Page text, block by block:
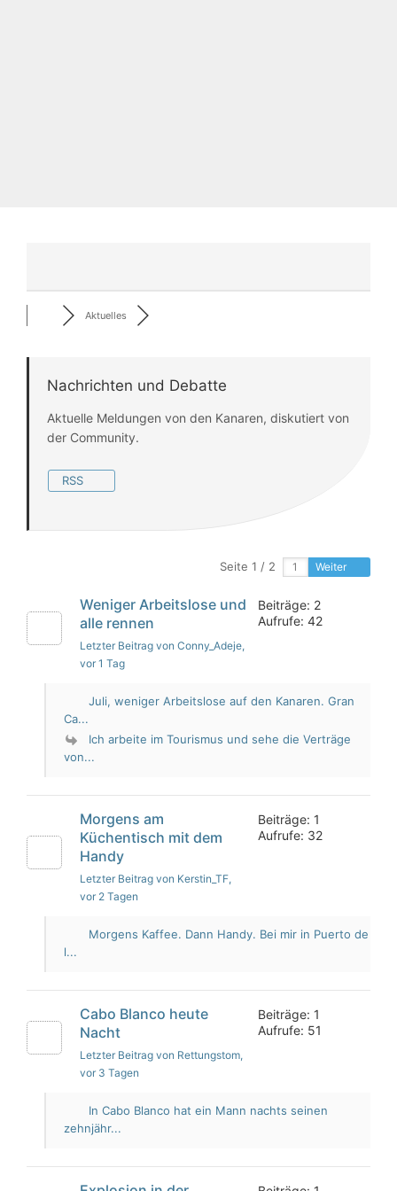
Aktuelles
Nachrichten und Debatte
Aktuelle Meldungen von den Kanaren, diskutiert von
der Community.
RSS
Seite 1 / 2 Weiter
Weniger Arbeitslose und
alle rennen
Letzter Beitrag von Conny_Adeje,
vor 1 Tag
Beiträge: 2
Aufrufe: 42
Juli, weniger Arbeitslose auf den Kanaren. Gran
Ca...
Ich arbeite im Tourismus und sehe die Verträge
von...
Morgens am
Küchentisch mit dem
Handy
Letzter Beitrag von Kerstin_TF,
vor 2 Tagen
Beiträge: 1
Aufrufe: 32
Morgens Kaffee. Dann Handy. Bei mir in Puerto de
l...
Cabo Blanco heute
Nacht
Letzter Beitrag von Rettungstom,
vor 3 Tagen
Beiträge: 1
Aufrufe: 51
In Cabo Blanco hat ein Mann nachts seinen
zehnjähr...